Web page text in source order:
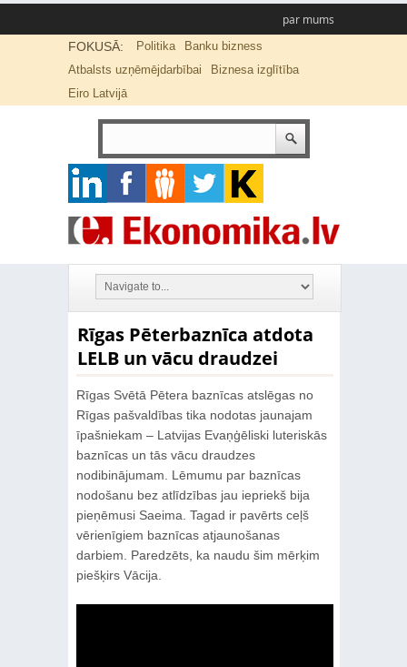
par mums
FOKUSĀ: Politika
Banku bizness
Atbalsts uzņēmējdarbībai
Biznesa izglītība
Eiro Latvijā
Rīgas Pēterbaznīca atdota
LELB un vācu draudzei
Rīgas Svētā Pētera baznīcas atslēgas no
Rīgas pašvaldības tika nodotas jaunajam
īpašniekam – Latvijas Evaņģēliski luteriskās
baznīcas un tās vācu draudzes
nodibinājumam. Lēmumu par baznīcas
nodošanu bez atlīdzības jau iepriekš bija
pieņēmusi Saeima. Tagad ir pavērts ceļš
vērienīgiem baznīcas atjaunošanas
darbiem. Paredzēts, ka naudu šim mērķim
piešķirs Vācija.